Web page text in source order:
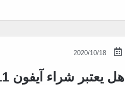
2020/10/18
هل يعتبر شراء آيفون 11 أفضل من iPhone 12؟